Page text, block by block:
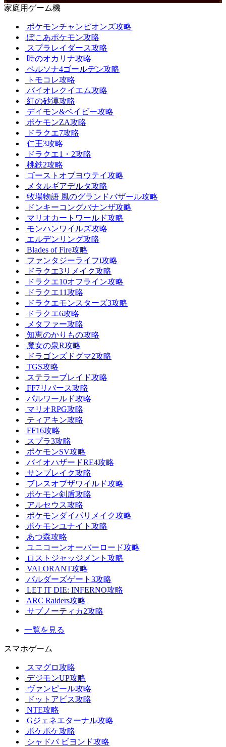
家庭用ゲーム機
ポケモンチャンピオンズ攻略
ぽこあポケモン攻略
スプラレイダース攻略
時のオカリナ攻略
ペルソナ4ゴールデン攻略
トモコレ攻略
バイオレクイエム攻略
紅の砂漠攻略
デイモン&ベイビー攻略
ポケモンZA攻略
ドラクエ7攻略
仁王3攻略
ドラクエ1・2攻略
桃鉄2攻略
ゴーストオブヨウテイ攻略
メタルギアデルタ攻略
牧場物語 風のグランドバザール攻略
ドンキーコングバナンザ攻略
マリオカートワールド攻略
モンハンワイルズ攻略
エルデンリング攻略
Blades of Fire攻略
ファンタジーライフi攻略
ドラクエ3リメイク攻略
ドラクエ10オフライン攻略
ドラクエ11攻略
ドラクエモンスターズ3攻略
ドラクエ6攻略
メタファー攻略
知恵のかりもの攻略
魔女の泉R攻略
ドラゴンズドグマ2攻略
TGS攻略
ステラーブレイド攻略
FF7リバース攻略
パルワールド攻略
マリオRPG攻略
ティアキン攻略
FF16攻略
スプラ3攻略
ポケモンSV攻略
バイオハザードRE4攻略
サンブレイク攻略
ブレスオブザワイルド攻略
ポケモン剣盾攻略
アルセウス攻略
ポケモンダイパリメイク攻略
ポケモンユナイト攻略
あつ森攻略
ユニコーンオーバーロード攻略
ロストジャッジメント攻略
VALORANT攻略
バルダーズゲート3攻略
LET IT DIE: INFERNO攻略
ARC Raiders攻略
サブノーティカ2攻略
一覧を見る
スマホゲーム
スマグロ攻略
デジモンUP攻略
ヴァンピール攻略
ドットアビス攻略
NTE攻略
Gジェネエターナル攻略
ポケポケ攻略
シャドバ ビヨンド攻略